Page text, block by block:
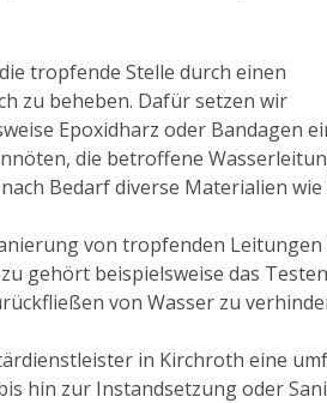
tropfende Stelle durch einen
zu beheben. Dafür setzen wir
Epoxidharz oder Bandagen
die betroffene
Bedarf diverse Materialien
von tropfenden
gehört beispielsweise das
von Wasser zu
in Kirchroth eine
hin zur Instandsetzung oder